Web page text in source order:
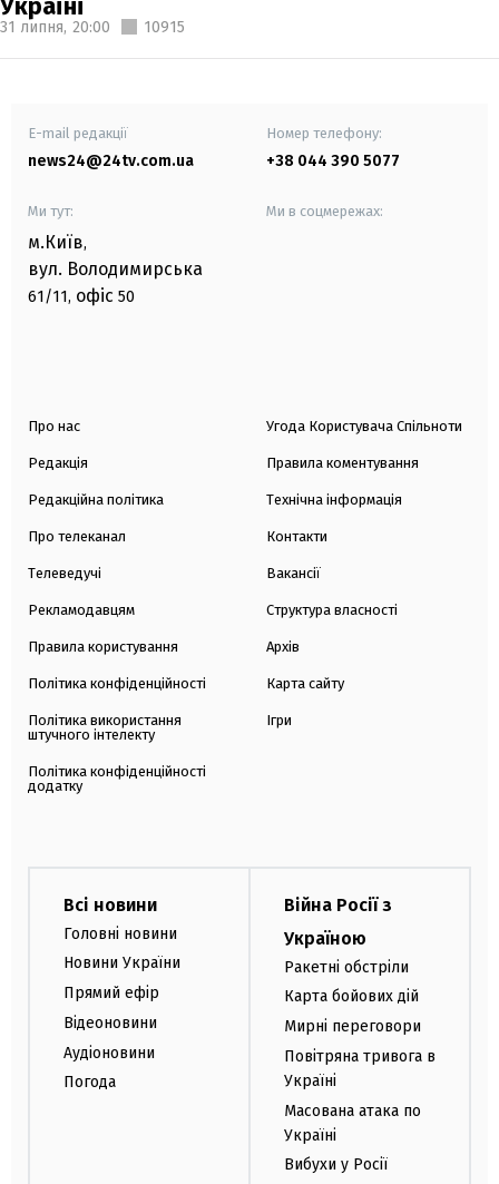
31 липня, 20:00 10915
E-mail редакції
news24@24tv.com.ua
Номер телефону:
+38 044 390 5077
Ми тут:
м.Київ,
вул. Володимирська
61/11, офіс 50
Ми в соцмережах:
Про нас
Редакція
Редакційна політика
Про телеканал
Телеведучі
Рекламодавцям
Правила користування
Політика конфіденційності
Політика використання
штучного інтелекту
Політика конфіденційності
додатку
Угода Користувача Спільноти
Правила коментування
Технічна інформація
Контакти
Вакансії
Структура власності
Архів
Карта сайту
Ігри
Всі новини
Головні новини
Новини України
Прямий ефір
Відеоновини
Аудіоновини
Погода
Війна Росії з
Україною
Ракетні обстріли
Карта бойових дій
Мирні переговори
Повітряна тривога в
Україні
Масована атака по
Україні
Вибухи у Росії